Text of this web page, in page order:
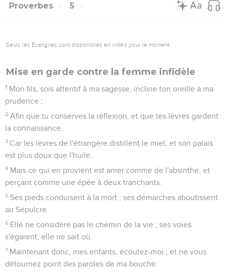
Proverbes 5
Seuls les Évangiles sont disponibles en vidéo pour le moment.
Mise en garde contre la femme infidèle
1 Mon fils, sois attentif à ma sagesse, incline ton oreille à ma
prudence ;
2 Afin que tu conserves la réflexion, et que tes lèvres gardent
la connaissance.
3 Car les lèvres de l'étrangère distillent le miel, et son palais
est plus doux que l'huile.
4 Mais ce qui en provient est amer comme de l'absinthe, et
perçant comme une épée à deux tranchants.
5 Ses pieds conduisent à la mort ; ses démarches aboutissent
au Sépulcre.
6 Elle ne considère pas le chemin de la vie ; ses voies
s'égarent, elle ne sait où.
7 Maintenant donc, mes enfants, écoutez-moi ; et ne vous
détournez point des paroles de ma bouche.